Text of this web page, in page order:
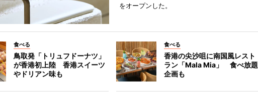
をオープンした。
食べる
鳥取発「トリュフドーナツ」
が香港初上陸 香港スイーツ
やドリアン味も
食べる
香港の尖沙咀に南国風レスト
ラン「Mala Mia」 食べ放題
企画も